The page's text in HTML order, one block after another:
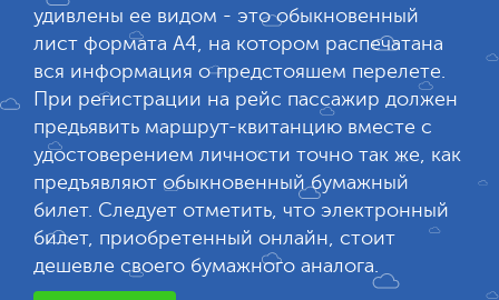
удивлены ее видом - это обыкновенный
лист формата А4, на котором распечатана
вся информация о предстояшем перелете.
При регистрации на рейс пассажир должен
предьявить маршрут-квитанцию вместе с
удостоверением личности точно так же, как
предъявляют обыкновенный бумажный
билет. Следует отметить, что электронный
билет, приобретенный онлайн, стоит
дешевле своего бумажного аналога.